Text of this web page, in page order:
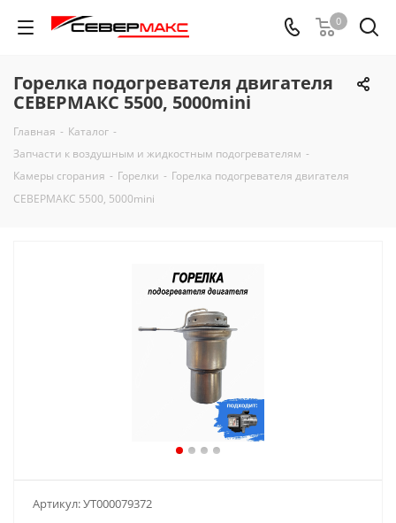
0
Горелка подогревателя двигателя
СЕВЕРМАКС 5500, 5000mini
Главная - Каталог -
Запчасти к воздушным и жидкостным подогревателям -
Камеры сгорания - Горелки - Горелка подогревателя двигателя
СЕВЕРМАКС 5500, 5000mini
Артикул:УТ000079372